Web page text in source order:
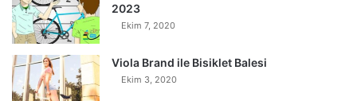
2023
Ekim 7, 2020
Viola Brand ile Bisiklet Balesi
Ekim 3, 2020